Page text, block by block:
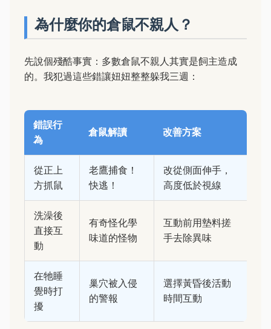
為什麼你的倉鼠不親人？
先說個殘酷事實：多數倉鼠不親人其實是飼主造成
的。我犯過這些錯讓妞妞整整躲我三週：
錯誤行
為
倉鼠解讀 改善方案
從正上
方抓鼠
老鷹捕食！
快逃！
改從側面伸手，
高度低於視線
洗澡後
直接互
動
有奇怪化學
味道的怪物
互動前用墊料搓
手去除異味
在牠睡
覺時打
擾
巢穴被入侵
的警報
選擇黃昏後活動
時間互動